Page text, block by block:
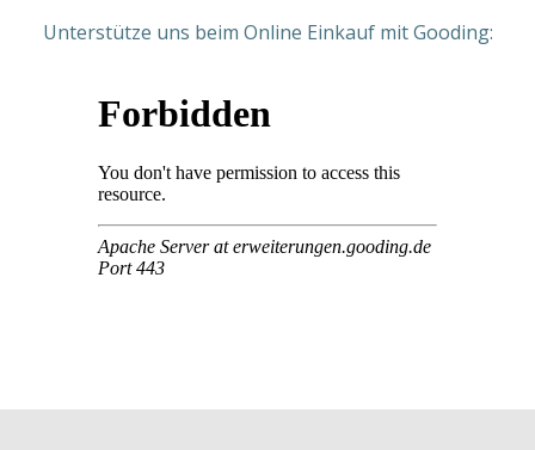
Unterstütze uns beim Online Einkauf mit Gooding: